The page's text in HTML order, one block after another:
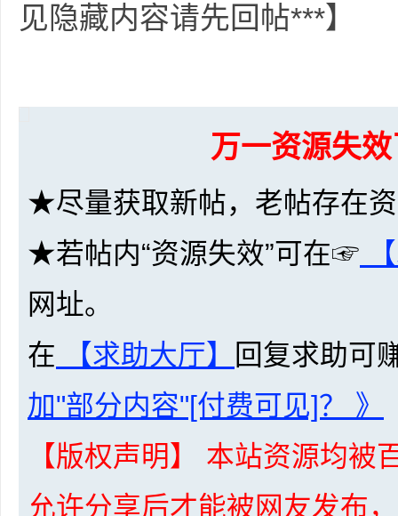
见隐藏内容请先回帖***】
万一资源失
★尽量获取新帖，老帖存在
★若帖内“资源失效”可在☞
网址。
在 【求助大厅】
回复求助可
加"部分内容"[付费可见]？ 》
【版权声明】 本站资源均
允许分享后才能被网友发布